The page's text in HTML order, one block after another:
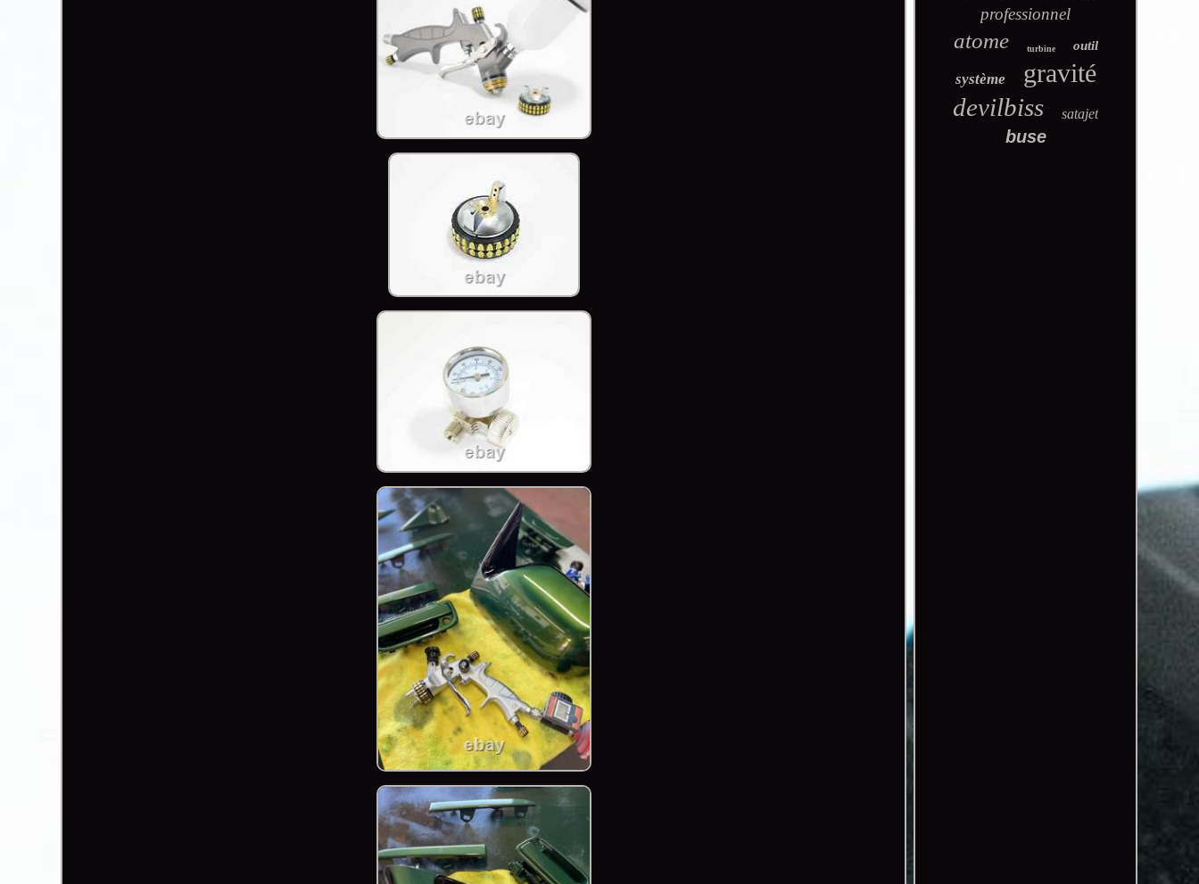
professionnel
atome turbine outil
système gravité
devilbiss satajet
buse